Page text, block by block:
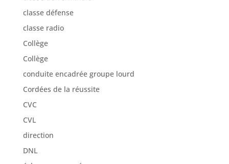
Collège
Collège
conduite encadrée groupe lourd
Cordées de la réussite
CVL
direction
DNL
échanges européens
Ecole du spectateur
Ecole du spectateur